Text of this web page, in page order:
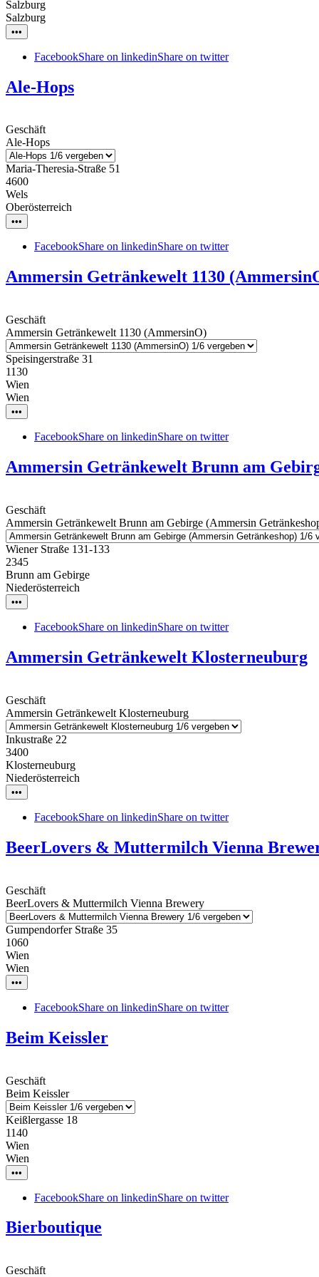
Salzburg
Salzburg
•••
FacebookShare on linkedinShare on twitter
Ale-Hops
Geschäft
Ale-Hops
Maria-Theresia-Straße 51
4600
Wels
Oberösterreich
•••
FacebookShare on linkedinShare on twitter
Ammersin Getränkewelt 1130
Geschäft
Ammersin Getränkewelt 1130 (AmmersinO)
Speisingerstraße 31
1130
Wien
Wien
•••
FacebookShare on linkedinShare on twitter
Ammersin Getränkewelt Brunn am
Geschäft
Ammersin Getränkewelt Brunn am Gebirge (Ammersin
Wiener Straße 131-133
2345
Brunn am Gebirge
Niederösterreich
•••
FacebookShare on linkedinShare on twitter
Ammersin Getränkewelt Klosterneuburg
Geschäft
Ammersin Getränkewelt Klosterneuburg
Inkustraße 22
3400
Klosterneuburg
Niederösterreich
•••
FacebookShare on linkedinShare on twitter
BeerLovers & Muttermilch Vienna
Geschäft
BeerLovers & Muttermilch Vienna Brewery
Gumpendorfer Straße 35
1060
Wien
Wien
•••
FacebookShare on linkedinShare on twitter
Beim Keissler
Geschäft
Beim Keissler
Keißlergasse 18
1140
Wien
Wien
•••
FacebookShare on linkedinShare on twitter
Bierboutique
Geschäft